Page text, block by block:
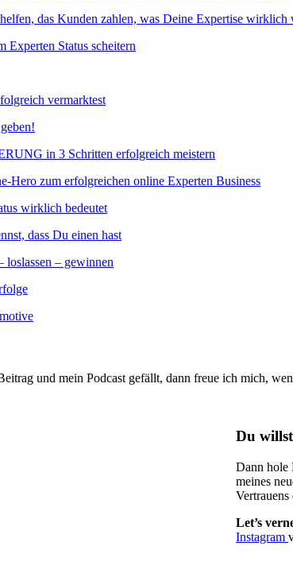
das Kunden zahlen, was Deine Expertise wirklich
Experten Status scheitern
vermarktest
in 3 Schritten erfolgreich meistern
zum erfolgreichen online Experten Business
wirklich bedeutet
dass Du einen hast
loslassen – gewinnen
und mein Podcast gefällt, dann freue ich mich,
Du
Dann hole
meines
Let’s
Instagram